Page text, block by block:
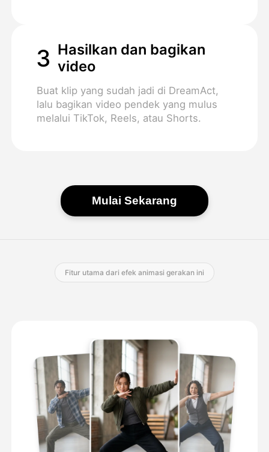
3 Hasilkan dan bagikan
video
Buat klip yang sudah jadi di DreamAct,
lalu bagikan video pendek yang mulus
melalui TikTok, Reels, atau Shorts.
Mulai Sekarang
Fitur utama dari efek animasi gerakan ini